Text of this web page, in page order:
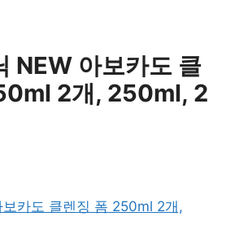
NEW 아보카도 클
2개, 250ml, 2